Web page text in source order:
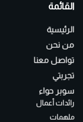
القائمة
الرئيسية
من نحن
تواصل معنا
تجربتي
سوبر حواء
رائدات أعمال
ملهمات